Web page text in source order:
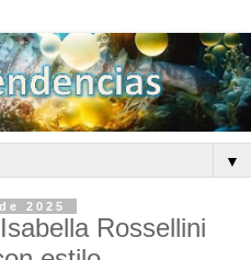
▼
2025
Rossellini